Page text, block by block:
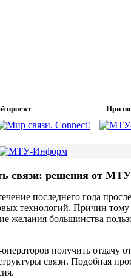
проект При
связи: решения от
последнего года
технологий. Причин
желания большинства
получить отдачу
связи. Подобная